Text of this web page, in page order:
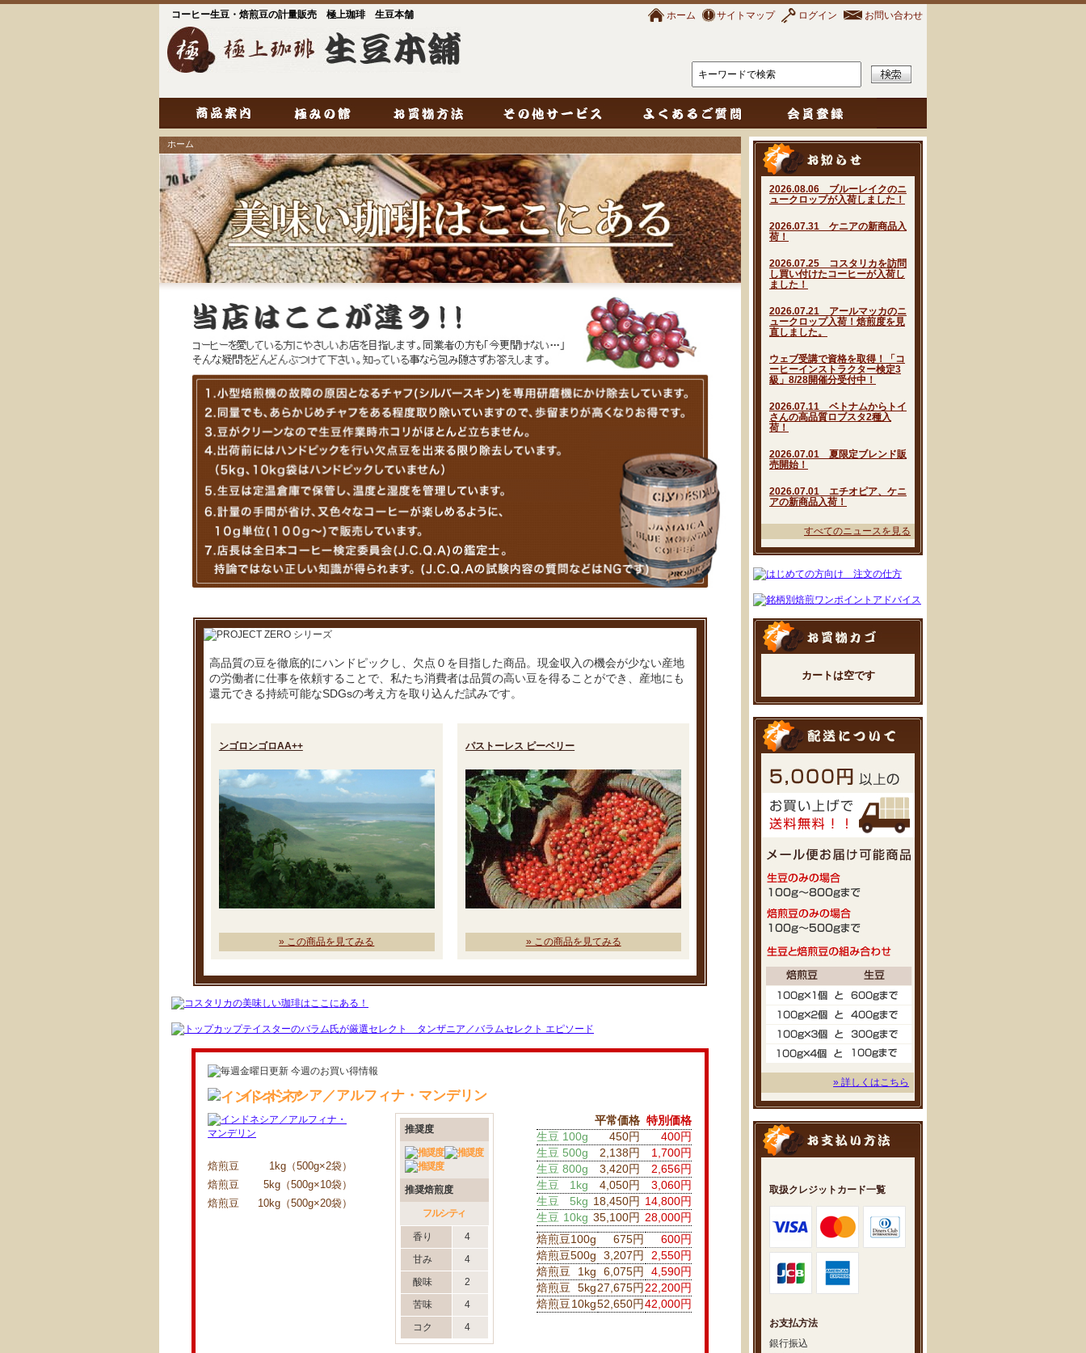
コーヒー生豆・焙煎豆の計量販売 極上珈琲 生豆本舗 ホーム サイトマップ ログイン お問い合わせ
2026.08.06 ブルーレイクのニ
ュークロップが入荷しました！
2026.07.31 ケニアの新商品入
荷！
2026.07.25 コスタリカを訪問
し買い付けたコーヒーが入荷し
ました！
2026.07.21 アールマッカのニ
ュークロップ入荷！焙煎度を見
直しました。
ウェブ受講で資格を取得！「コ
ーヒーインストラクター検定3
級」8/28開催分受付中！
2026.07.11 ベトナムからトイ
さんの高品質ロブスタ2種入
荷！
2026.07.01 夏限定ブレンド販
売開始！
2026.07.01 エチオピア、ケニ
アの新商品入荷！
すべてのニュースを見る
カートは空です
» 詳しくはこちら
取扱クレジットカード一覧
お支払方法
銀行振込
ホーム
高品質の豆を徹底的にハンドピックし、欠点０を目指した商品。現金収入の機会が少ない産地
の労働者に仕事を依頼することで、私たち消費者は品質の高い豆を得ることができ、産地にも
還元できる持続可能なSDGsの考え方を取り込んだ試みです。
ンゴロンゴロAA++
» この商品を見てみる
パストーレス ピーベリー
» この商品を見てみる
インドネシア／アルフィナ・マンデリン
焙煎豆
1kg（500g×2袋）
焙煎豆
5kg（500g×10袋）
焙煎豆
10kg（500g×20袋）
推奨度
推奨焙煎度
フルシティ
香り
4
甘み
4
酸味
2
苦味
4
コク
4
平常価格 特別価格
生豆 100g 450円
400円
生豆 500g 2,138円
1,700円
生豆 800g 3,420円
2,656円
生豆
1kg 4,050円
3,060円
生豆
5kg 18,450円 14,800円
生豆 10kg 35,100円 28,000円
焙煎豆100g 675円
600円
焙煎豆500g 3,207円
2,550円
焙煎豆
1kg 6,075円
4,590円
焙煎豆 5kg27,675円22,200円
焙煎豆10kg52,650円42,000円